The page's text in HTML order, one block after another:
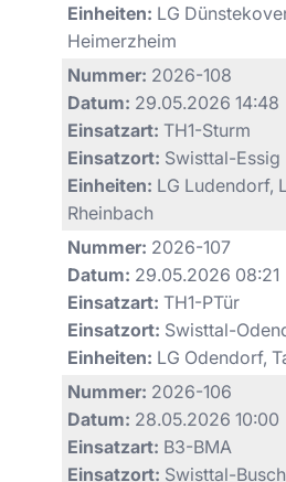
Einheiten: LG
Heimerzheim
Nummer: 2026-108
Datum: 29.05.2026 14:48
Einsatzart: TH1-Sturm
Einsatzort: Swisttal-Essig
Einheiten: LG Ludendorf,
Rheinbach
Nummer: 2026-107
Datum: 29.05.2026 08:21
Einsatzart: TH1-PTür
Einsatzort: Swisttal-
Einheiten: LG Odendorf,
Nummer: 2026-106
Datum: 28.05.2026 10:00
Einsatzart: B3-BMA
Einsatzort: Swisttal-